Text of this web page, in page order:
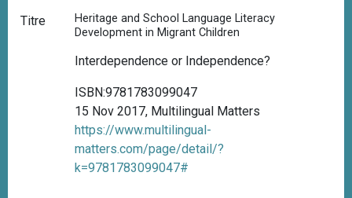
Titre
Heritage and School Language Literacy
Development in Migrant Children
Interdependence or Independence?
ISBN:9781783099047
15 Nov 2017, Multilingual Matters
https://www.multilingual-
matters.com/page/detail/?
k=9781783099047#